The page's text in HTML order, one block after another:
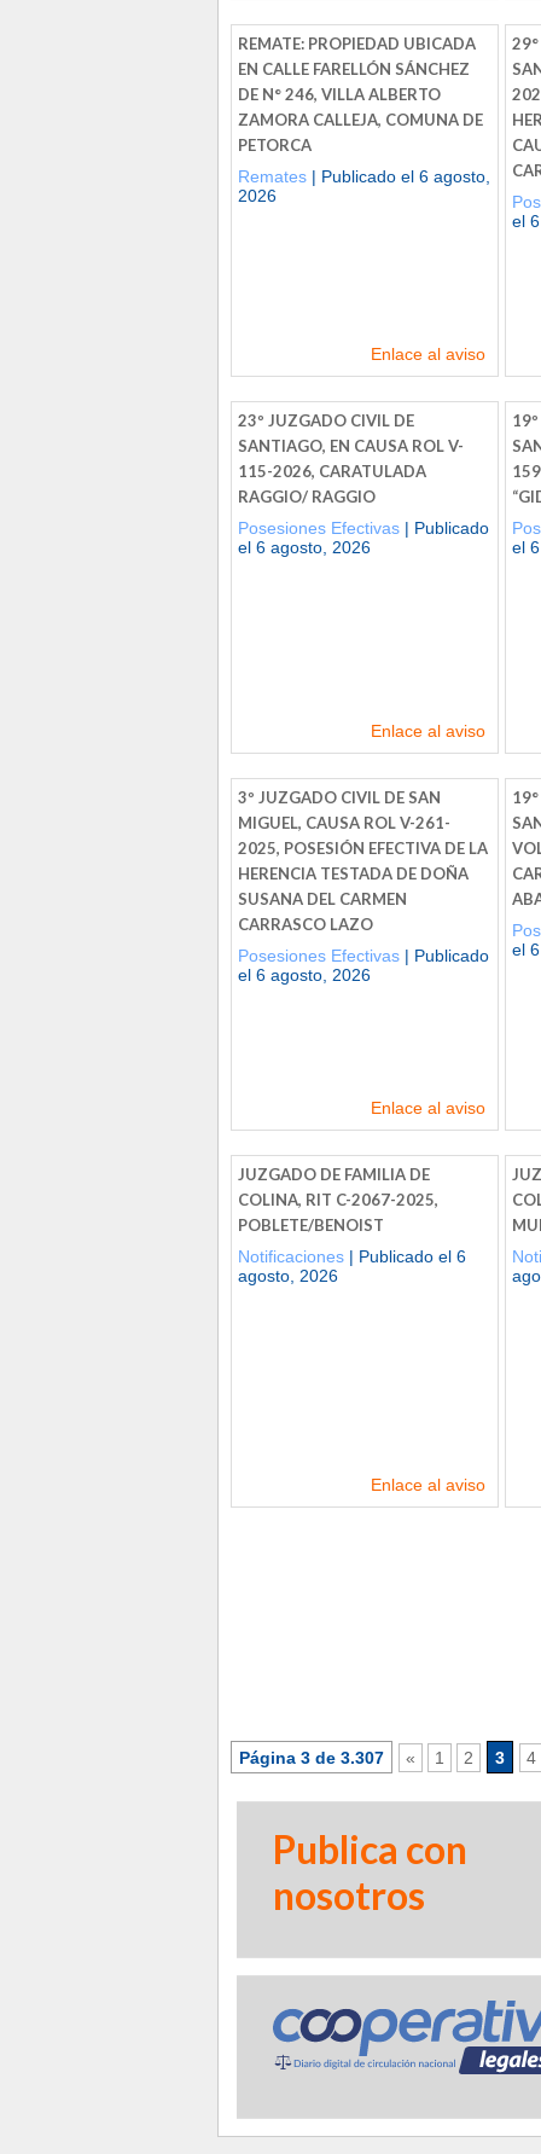
REMATE: PROPIEDAD UBICADA
EN CALLE FARELLÓN SÁNCHEZ
DE N° 246, VILLA ALBERTO
ZAMORA CALLEJA, COMUNA DE
PETORCA
Remates | Publicado el 6 agosto,
2026
Enlace al aviso
el
23º JUZGADO CIVIL DE
SANTIAGO, EN CAUSA ROL V-
115-2026, CARATULADA
RAGGIO/ RAGGIO
Posesiones Efectivas | Publicado
el 6 agosto, 2026
Enlace al aviso
el
3º JUZGADO CIVIL DE SAN
MIGUEL, CAUSA ROL V-261-
2025, POSESIÓN EFECTIVA DE LA
HERENCIA TESTADA DE DOÑA
SUSANA DEL CARMEN
CARRASCO LAZO
Posesiones Efectivas | Publicado
el 6 agosto, 2026
Enlace al aviso
el
JUZGADO DE FAMILIA DE
COLINA, RIT C-2067-2025,
POBLETE/BENOIST
Notificaciones | Publicado el 6
agosto, 2026
Enlace al aviso
Página 3 de 3.307 « 1 2 3 4
Publica con
nosotros